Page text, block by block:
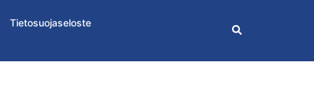
Tietosuojaseloste
Search